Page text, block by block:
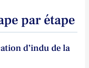
par étape
d’indu de la